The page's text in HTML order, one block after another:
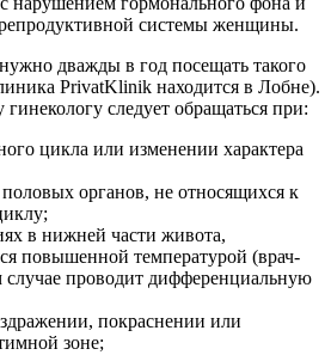
системы женщины.
дважды в год посещать такого
PrivatKlinik находится в Лобне).
следует обращаться при:
цикла или изменении характера
органов, не относящихся к
в нижней части живота,
повышенной температурой (врач-
случае проводит дифференциальную
покраснении или
зоне;